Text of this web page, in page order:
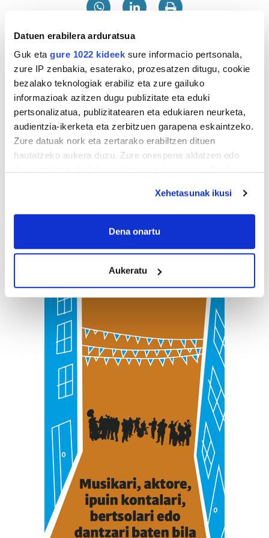
Datuen erabilera arduratsua
Guk eta gure 1022 kideek sure informacio pertsonala,
zure IP zenbakia, esaterako, prozesatzen ditugu, cookie
bezalako teknologiak erabiliz eta zure gailuko
informazioak azitzen dugu publizitate eta eduki
pertsonalizatua, publizitatearen eta edukiaren neurketa,
audientzia-ikerketa eta zerbitzuen garapena eskaintzeko.
Zure datuak nork eta zertarako erabiltzen dituen
hautatzeko aukera duzu. Zure onespena aldatzen edo
If you allow, we would also like to:
Collect information about your geographical
Identify your device by actively scanning it for
specific characteristics (fingerprinting)
Find out more about how your personal data is processed
and set your preferences in the
details section
Guk eta gure bazkideek zure datu pertsonalak
prozesatzen ditugu, zure IP zenbakia, besteak beste,
teknologia erabiliz, cookieak adibidez, iragarki eta eduki
pertsonalizatuak eskaintzeko, iragarkiak eta edukia
neurtzeko, jendeari buruzko informazioa biltzeko eta
produktuak garatzeko. Zure datuak nork eta zertarako
erabiltzen dituen hauta dezakezu.
Bazkide batzuek ez dizute baimenik eskatzen, eta beren
interes komertzial legitimoetan babesten dira. Ikusi gure
bazkideen zerrenda, beren ustez zein helburutarako
duten interes legitimoa eta horren aurka nola egin
dezakezun ikusteko.
Xehetasunak ikusi
Dena onartu
Aukeratu